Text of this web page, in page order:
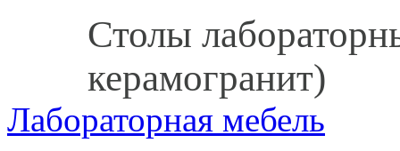
Столы
керамогранит)
Лабораторная мебель